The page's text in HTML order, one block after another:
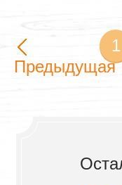
Предыдущая
1